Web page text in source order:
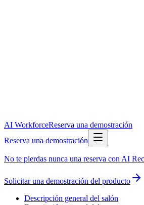
AI WorkforceReserva una demostración
Reserva una demostración
No te pierdas nunca una reserva con AI
Solicitar una demostración del producto
Descripción general del salón